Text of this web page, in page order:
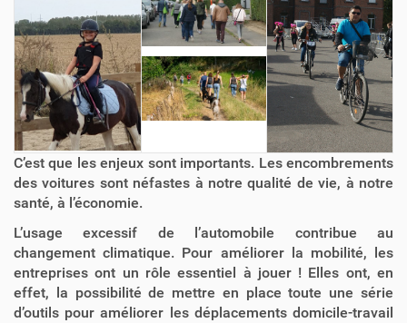
C’est que les enjeux sont importants. Les encombrements
des voitures sont néfastes à notre qualité de vie, à notre
santé, à l’économie.
L’usage excessif de l’automobile contribue au
changement climatique. Pour améliorer la mobilité, les
entreprises ont un rôle essentiel à jouer ! Elles ont, en
effet, la possibilité de mettre en place toute une série
d’outils pour améliorer les déplacements domicile-travail